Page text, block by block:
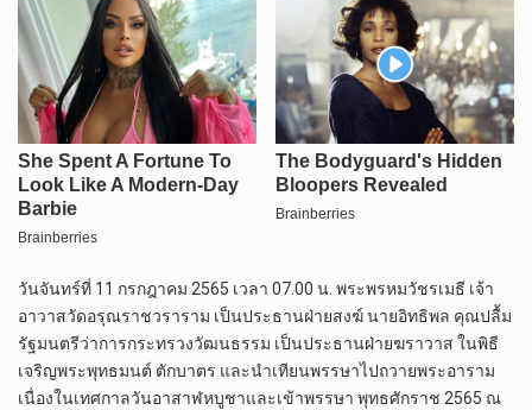
วันจันทร์ที่ 11 กรกฎาคม 2565 เวลา 07.00 น. พระพรหมวัชรเมธี เจ้า
อาวาสวัดอรุณราชวราราม เป็นประธานฝ่ายสงฆ์ นายอิทธิพล คุณปลื้ม
รัฐมนตรีว่าการกระทรวงวัฒนธรรม เป็นประธานฝ่ายฆราวาส ในพิธี
เจริญพระพุทธมนต์ ตักบาตร และนำเทียนพรรษาไปถวายพระอาราม
เนื่องในเทศกาลวันอาสาฬหบูชาและเข้าพรรษา พุทธศักราช 2565 ณ